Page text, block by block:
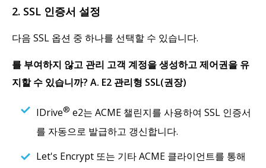
2. SSL 인증서 설정
다음 SSL 옵션 중 하나를 선택할 수 있습니다.
를 부여하지 않고 관리 고객 계정을 생성하고 제어권을 유
지할 수 있습니까? A. E2 관리형 SSL(권장)
IDrive® e2는 ACME 챌린지를 사용하여 SSL 인증서
를 자동으로 발급하고 갱신합니다.
Let's Encrypt 또는 기타 ACME 클라이언트를 통해